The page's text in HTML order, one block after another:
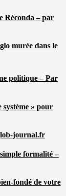
Réconda – par
murée dans le
politique – Par
» pour
journal.fr
formalité –
fondé de votre